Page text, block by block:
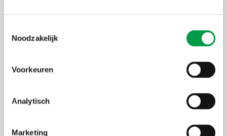
Noodzakelijk
Voorkeuren
Analytisch
Marketing
12 maart 2025
Van kennis tot inzicht: Jouw onderneming in